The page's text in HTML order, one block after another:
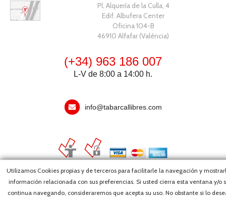
Utilizamos Cookies propias y de terceros para facilitarle la navegación y
información relacionada con sus preferencias. Si usted cierra esta ventana y/o
continua navegando, consideraremos que acepta su uso. No obstante si lo
Pl. Alquería de la Culla, 4
Edif. Albufera Center
Oficina 104-B
46910 Alfafar (València)
(+34) 963 186 007
L-V de 8:00 a 14:00 h.
info@tabarcallibres.com
Copyright, 2026 © Editorial Tabarca Llibres, S.L. · Todos los derechos